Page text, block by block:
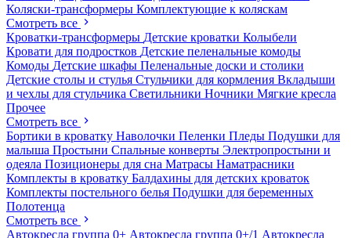
Коляски-трансформеры Комплектующие к коляскам
Смотреть все
Кроватки-трансформеры Детские кроватки Колыбели
Кровати для подростков Детские пеленальные комоды
Комоды Детские шкафы Пеленальные доски и столики
Детские столы и стулья Стульчики для кормления Вкладыши
и чехлы для стульчика Светильники Ночники Мягкие кресла
Прочее
Смотреть все
Бортики в кроватку Наволочки Пеленки Пледы Подушки для
малыша Простыни Спальные конверты Электропростыни и
одеяла Позиционеры для сна Матрасы Наматрасники
Комплекты в кроватку Балдахины для детских кроваток
Комплекты постельного белья Подушки для беременных
Полотенца
Смотреть все
Автокресла группа 0+ Автокресла группа 0+/1 Автокресла